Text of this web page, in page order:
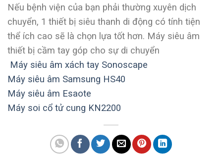
Nếu bệnh viện của bạn phải thường xuyên dịch
chuyển, 1 thiết bị siêu thanh di động có tính tiện
thể ích cao sẽ là chọn lựa tốt hơn. Máy siêu âm
thiết bị cầm tay góp cho sự di chuyển
Máy siêu âm xách tay Sonoscape
Máy siêu âm Samsung HS40
Máy siêu âm Esaote
Máy soi cổ tử cung KN2200